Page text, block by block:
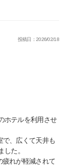
投稿日：2026/02/18
ホテルを利用させ
で、広くて天井も
た。
疲れが軽減されて